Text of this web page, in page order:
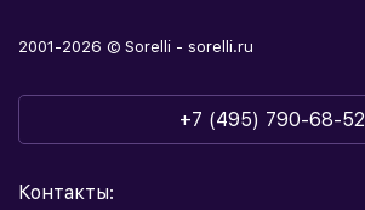
2001-2026 © Sorelli - sorelli.ru
+7 (495) 790-68-52
Контакты: